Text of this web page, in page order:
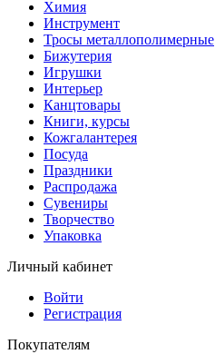
Химия
Инструмент
Тросы металлополимерные
Бижутерия
Игрушки
Интерьер
Канцтовары
Книги, курсы
Кожгалантерея
Посуда
Праздники
Распродажа
Сувениры
Творчество
Упаковка
Личный кабинет
Войти
Регистрация
Покупателям